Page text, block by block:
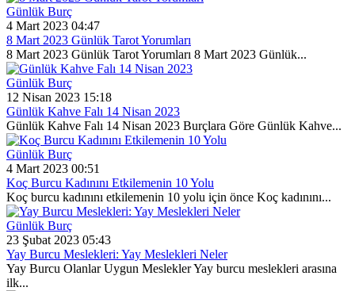
Günlük Burç
4 Mart 2023 04:47
8 Mart 2023 Günlük Tarot Yorumları
8 Mart 2023 Günlük Tarot Yorumları 8 Mart 2023 Günlük...
Günlük Burç
12 Nisan 2023 15:18
Günlük Kahve Falı 14 Nisan 2023
Günlük Kahve Falı 14 Nisan 2023 Burçlara Göre Günlük Kahve...
Günlük Burç
4 Mart 2023 00:51
Koç Burcu Kadınını Etkilemenin 10 Yolu
Koç burcu kadınını etkilemenin 10 yolu için önce Koç kadınını...
Günlük Burç
23 Şubat 2023 05:43
Yay Burcu Meslekleri: Yay Meslekleri Neler
Yay Burcu Olanlar Uygun Meslekler Yay burcu meslekleri arasına
ilk...